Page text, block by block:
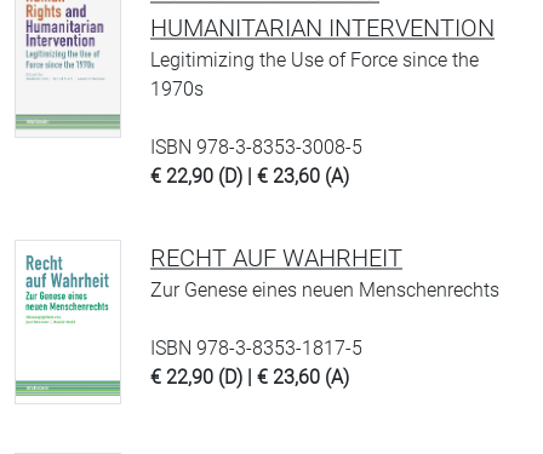
HUMANITARIAN INTERVENTION
Legitimizing the Use of Force since the
1970s
ISBN 978-3-8353-3008-5
€ 22,90 (D) | € 23,60 (A)
RECHT AUF WAHRHEIT
Zur Genese eines neuen Menschenrechts
ISBN 978-3-8353-1817-5
€ 22,90 (D) | € 23,60 (A)